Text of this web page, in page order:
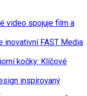
video spojuje film a
inovativní FAST Media
kočky: Klíčové
inspirovaný